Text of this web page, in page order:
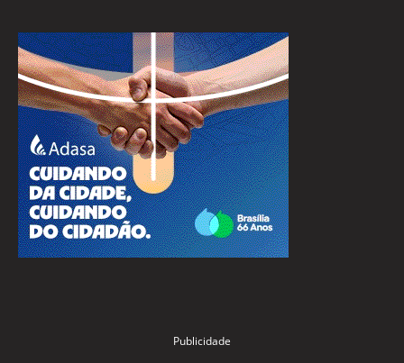
Publicidade